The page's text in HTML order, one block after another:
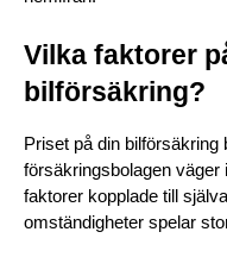
Vilka faktorer
bilförsäkring?
Priset på din
försäkringsbolagen väger
faktorer kopplade till
omständigheter spelar